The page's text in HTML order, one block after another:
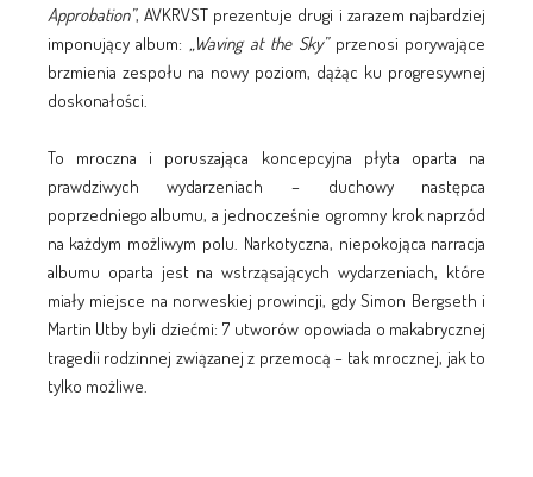
Approbation”, AVKRVST prezentuje drugi i zarazem najbardziej
imponujący album: „Waving at the Sky”przenosi porywające
brzmienia zespołu na nowy poziom, dążąc ku progresywnej
doskonałości.
To mroczna i poruszająca koncepcyjna płyta oparta na
prawdziwych wydarzeniach – duchowy następca
poprzedniego albumu, a jednocześnie ogromny krok naprzód
na każdym możliwym polu. Narkotyczna, niepokojąca narracja
albumu oparta jest na wstrząsających wydarzeniach, które
miały miejsce na norweskiej prowincji, gdy Simon Bergseth i
Martin Utby byli dziećmi: 7 utworów opowiada o makabrycznej
tragedii rodzinnej związanej z przemocą – tak mrocznej, jak to
tylko możliwe.